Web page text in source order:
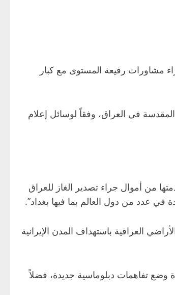
مشاورات رفيعة المستوى مع كبار
في العراق، وفقاً لوسائل إعلام
من أموال جراء تصدير الغاز للعراق
في عدد من دول العالم بما فيها بغداد”.
العراقية باستهداف المدن الإيرانية
وضع تفاهمات دبلوماسية جديدة، فضلاً